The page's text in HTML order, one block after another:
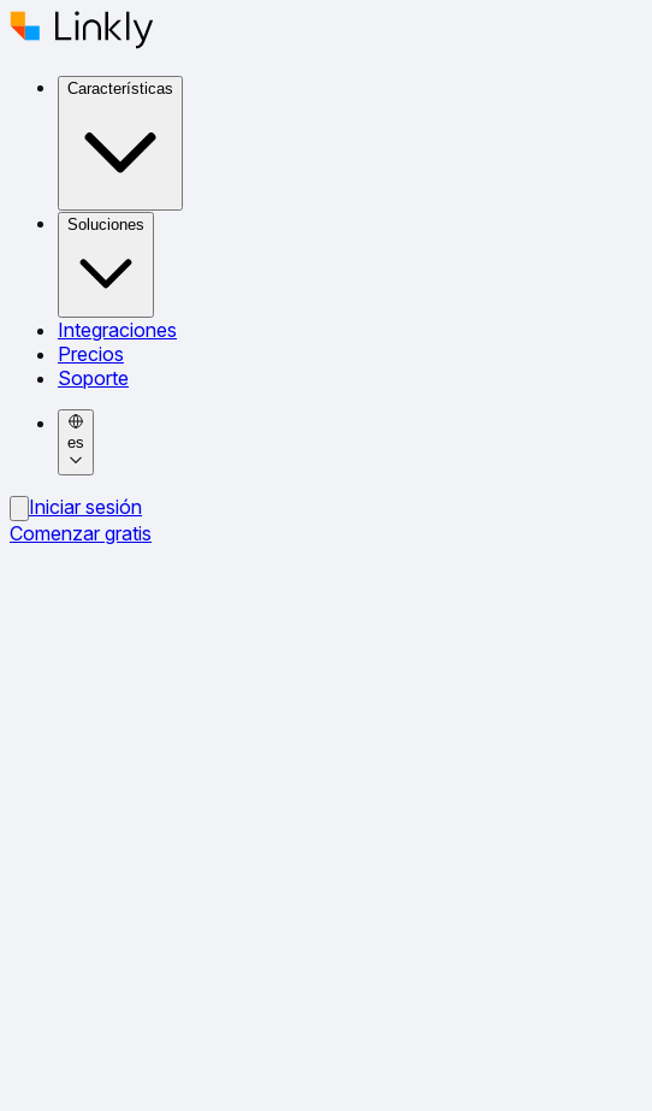
Características
Soluciones
Integraciones
Precios
Soporte
es
Iniciar sesión
Comenzar gratis